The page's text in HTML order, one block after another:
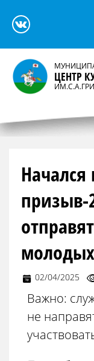
ЦЕНТР
02/04/2025
Важно:
не